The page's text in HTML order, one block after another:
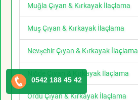
Muğla Çıyan & Kırkayak İlaçlama
Muş Çıyan & Kırkayak İlaçlama
Nevşehir Çıyan & Kırkayak İlaçlama
Niğde Çıyan & Kırkayak İlaçlama
Ordu Çıyan & Kırkayak İlaçlama
0542 188 45 42